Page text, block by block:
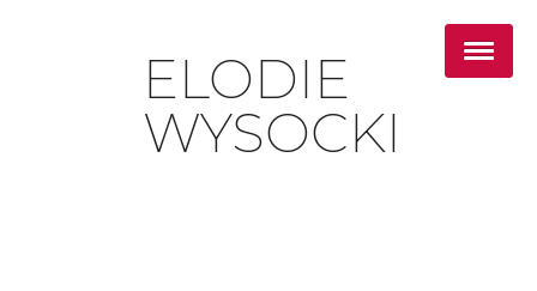
ELODIE
WYSOCKI